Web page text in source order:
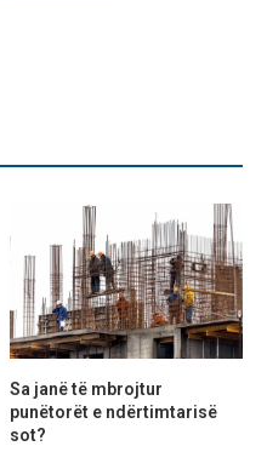
Sa janë të mbrojtur
punëtorët e ndërtimtarisë
sot?